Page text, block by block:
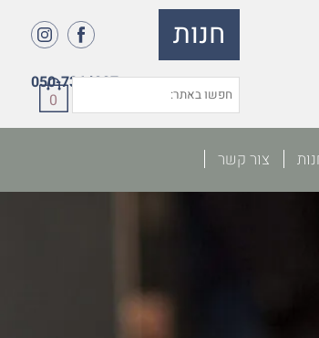
חנות
050-7364027
0
צור קשר